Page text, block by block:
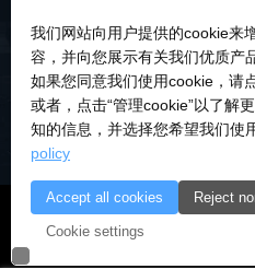
© 2018-2026 深圳市研伟科技
18028922号-3
我们网站向用户提供的cookie来
容，并向您展示有关我们优质产
如果您同意我们使用cookie，请
或者，点击“管理cookie”以了解
知的信息，并选择您希望我们使
policy
Accept all cookies Reject
Cookie settings